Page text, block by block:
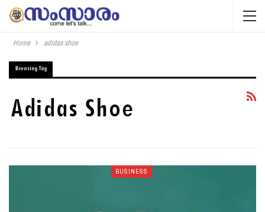
Home adidas shoe
Browsing Tag
Adidas Shoe
BUSINESS